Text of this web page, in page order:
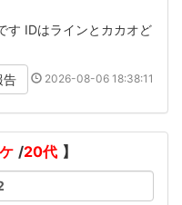
す IDはラインとカカオど
告 2026-08-06 18:38:11
/20代 】